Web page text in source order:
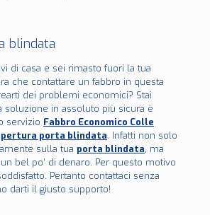
blindata
di casa e sei rimasto fuori la tua
che contattare un fabbro in questa
dei problemi economici? Stai
soluzione in assoluto più sicura è
servizio Fabbro Economico Colle
porta blindata. Infatti non solo
sulla tua porta blindata, ma
bel po’ di denaro. Per questo motivo
Pertanto contattaci senza
darti il giusto supporto!